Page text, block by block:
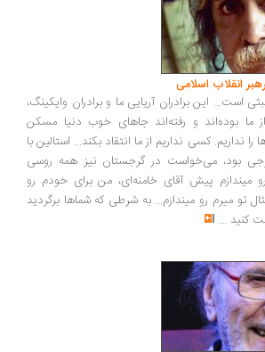
انقلاب اسلامی
است... این برادران آریایی ما و برادران وایکینگ،
ما بوده‌اند و رفته‌اند جاهای خوب دنیا مسکن
نداریم. کسی نداریم از ما انتقاد بکند... استالین با
بود، می‌خواست در گرجستان نیز همه روسی
میندازم پیش آقای خامنه‌ای، من برای خودم رو
تو میرم رو میندازم... به شرطی که شماها برگردید
کنید ...